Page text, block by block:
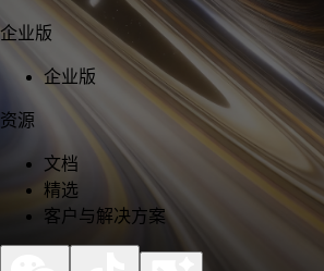
企业版
企业版
资源
文档
精选
客户与解决方案